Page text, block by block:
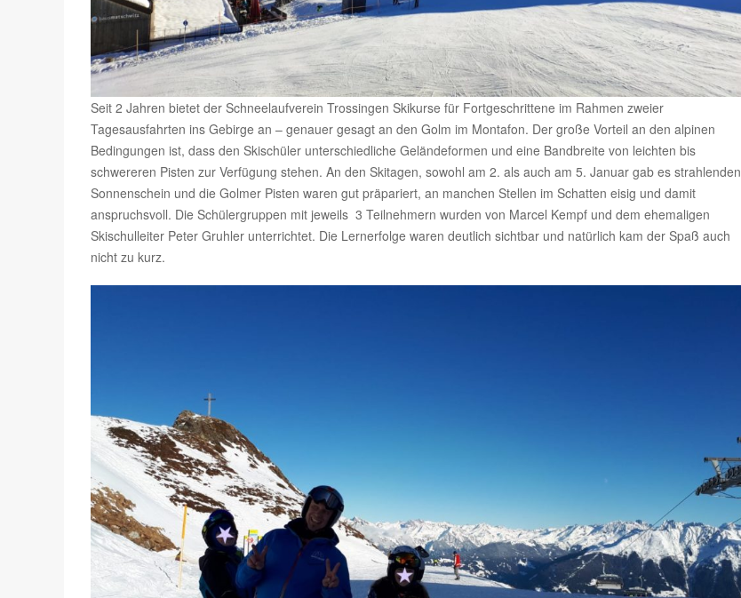
Seit 2 Jahren bietet der Schneelaufverein Trossingen Skikurse für Fortgeschrittene im Rahmen zweier
Tagesausfahrten ins Gebirge an – genauer gesagt an den Golm im Montafon. Der große Vorteil an den alpinen
Bedingungen ist, dass den Skischüler unterschiedliche Geländeformen und eine Bandbreite von leichten bis
schwereren Pisten zur Verfügung stehen. An den Skitagen, sowohl am 2. als auch am 5. Januar gab es strahlenden
Sonnenschein und die Golmer Pisten waren gut präpariert, an manchen Stellen im Schatten eisig und damit
anspruchsvoll. Die Schülergruppen mit jeweils 3 Teilnehmern wurden von Marcel Kempf und dem ehemaligen
Skischulleiter Peter Gruhler unterrichtet. Die Lernerfolge waren deutlich sichtbar und natürlich kam der Spaß auch
nicht zu kurz.